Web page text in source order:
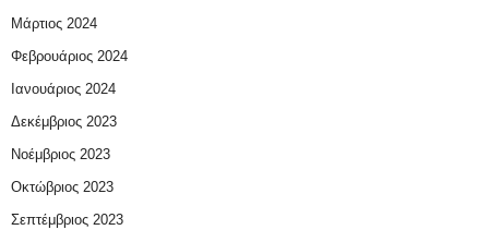
Μάρτιος 2024
Φεβρουάριος 2024
Ιανουάριος 2024
Δεκέμβριος 2023
Νοέμβριος 2023
Οκτώβριος 2023
Σεπτέμβριος 2023